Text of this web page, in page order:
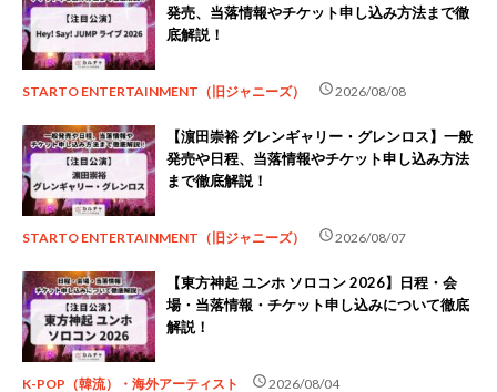
発売、当落情報やチケット申し込み方法まで徹
底解説！
STARTO ENTERTAINMENT（旧ジャニーズ） schedule2026/08/08
【濵田崇裕 グレンギャリー・グレンロス】一般
発売や日程、当落情報やチケット申し込み方法
まで徹底解説！
STARTO ENTERTAINMENT（旧ジャニーズ） schedule2026/08/07
【東方神起 ユンホ ソロコン 2026】日程・会
場・当落情報・チケット申し込みについて徹底
解説！
K-POP（韓流）・海外アーティスト schedule2026/08/04